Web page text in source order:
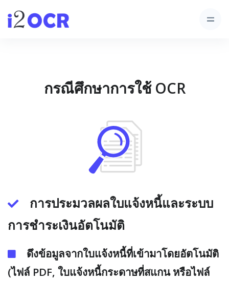
กรณีศึกษาการใช้ OCR
การประมวลผลใบแจ้งหนี้และระบบ
การชำระเงินอัตโนมัติ
ดึงข้อมูลจากใบแจ้งหนี้ที่เข้ามาโดยอัตโนมัติ
(ไฟล์ PDF, ใบแจ้งหนี้กระดาษที่สแกน หรือไฟล์